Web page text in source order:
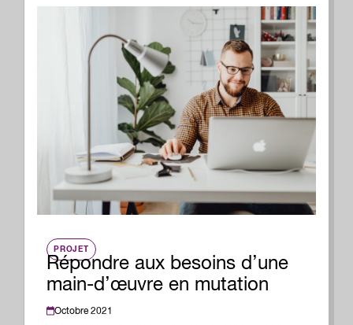
PROJET
Répondre aux besoins d’une
main-d’œuvre en mutation
Octobre 2021